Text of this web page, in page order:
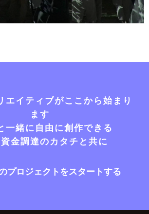
エイティブがここから始まり
ます
一緒に自由に創作できる
金調達のカタチと共に
プロジェクトをスタートする